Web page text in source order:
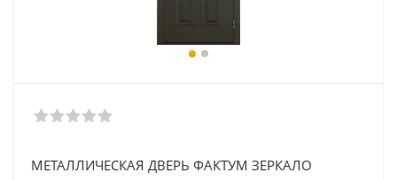
МЕТАЛЛИЧЕСКАЯ ДВЕРЬ ФАКТУМ ЗЕРКАЛО